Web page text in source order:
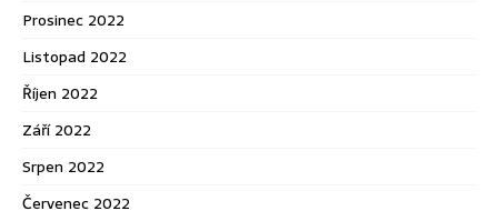
Prosinec 2022
Listopad 2022
Říjen 2022
Září 2022
Srpen 2022
Červenec 2022